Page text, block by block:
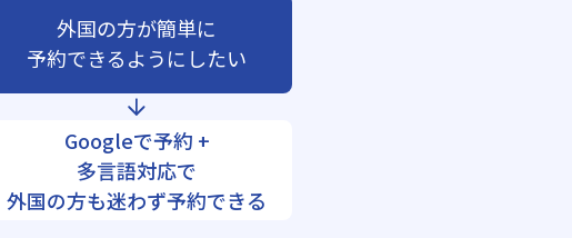
外国の方が簡単に
予約できるようにしたい
Googleで予約 +
多言語対応で
外国の方も迷わず予約できる